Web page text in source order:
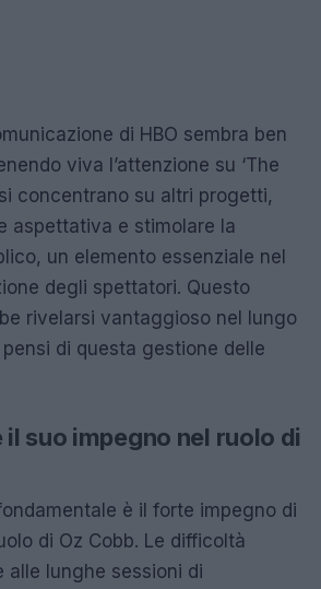
di HBO sembra ben
viva l’attenzione su ‘The
concentrano su altri progetti,
aspettativa e stimolare la
un elemento essenziale nel
degli spettatori. Questo
rivelarsi vantaggioso nel lungo
di questa gestione delle
il suo impegno nel ruolo di
è il forte impegno di
di Oz Cobb. Le difficoltà
alle lunghe sessioni di